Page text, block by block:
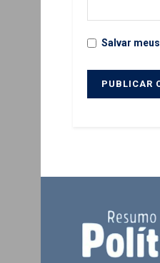
Salvar